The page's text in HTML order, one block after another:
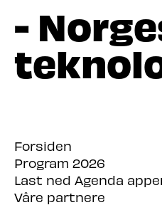
-
Forsiden
Program 2026
Last ned Agenda
Våre partnere